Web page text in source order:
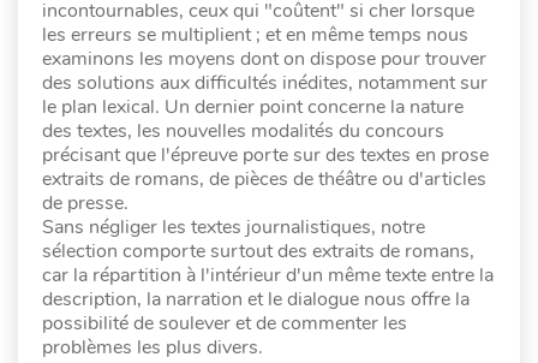
incontournables, ceux qui "coûtent" si cher lorsque
les erreurs se multiplient ; et en même temps nous
examinons les moyens dont on dispose pour trouver
des solutions aux difficultés inédites, notamment sur
le plan lexical. Un dernier point concerne la nature
des textes, les nouvelles modalités du concours
précisant que l'épreuve porte sur des textes en prose
extraits de romans, de pièces de théâtre ou d'articles
de presse.
Sans négliger les textes journalistiques, notre
sélection comporte surtout des extraits de romans,
car la répartition à l'intérieur d'un même texte entre la
description, la narration et le dialogue nous offre la
possibilité de soulever et de commenter les
problèmes les plus divers.